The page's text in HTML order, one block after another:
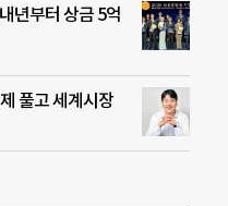
년부터 상금 5억
풀고 세계시장